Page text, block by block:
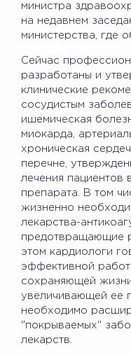
министра
на недавнем
министерства, где
Сейчас
разработаны и
клинические
сосудистым
ишемическая
миокарда,
хроническая
перечне,
лечения пациентов
препарата. В том
жизненно
лекарства-
предотвращающие
этом кардиологи
эффективной
сохраняющей
увеличивающей ее
необходимо
"покрываемых"
лекарств.